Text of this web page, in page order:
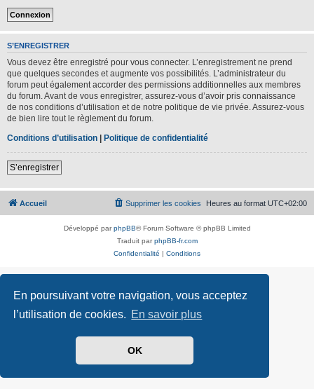
En poursuivant votre navigation, vous acceptez
l’utilisation de cookies. En savoir plus
OK
S’ENREGISTRER
Vous devez être enregistré pour vous connecter. L’enregistrement ne prend
que quelques secondes et augmente vos possibilités. L’administrateur du
forum peut également accorder des permissions additionnelles aux membres
du forum. Avant de vous enregistrer, assurez-vous d’avoir pris connaissance
de nos conditions d’utilisation et de notre politique de vie privée. Assurez-vous
de bien lire tout le règlement du forum.
Conditions d’utilisation | Politique de confidentialité
S’enregistrer
Accueil Heures au format UTC+02:00
Supprimer les cookies
Développé parphpBB® Forum Software © phpBB Limited
Traduit parphpBB-fr.com
Confidentialité | Conditions